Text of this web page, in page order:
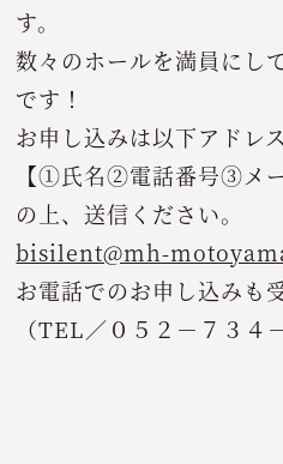
す。
数々のホールを満員にし
です！
お申し込みは以下アドレ
【①氏名②電話番号③メ
の上、送信ください。
bisilent@mh-
お電話でのお申し込みも
（TEL／０５２－７３４